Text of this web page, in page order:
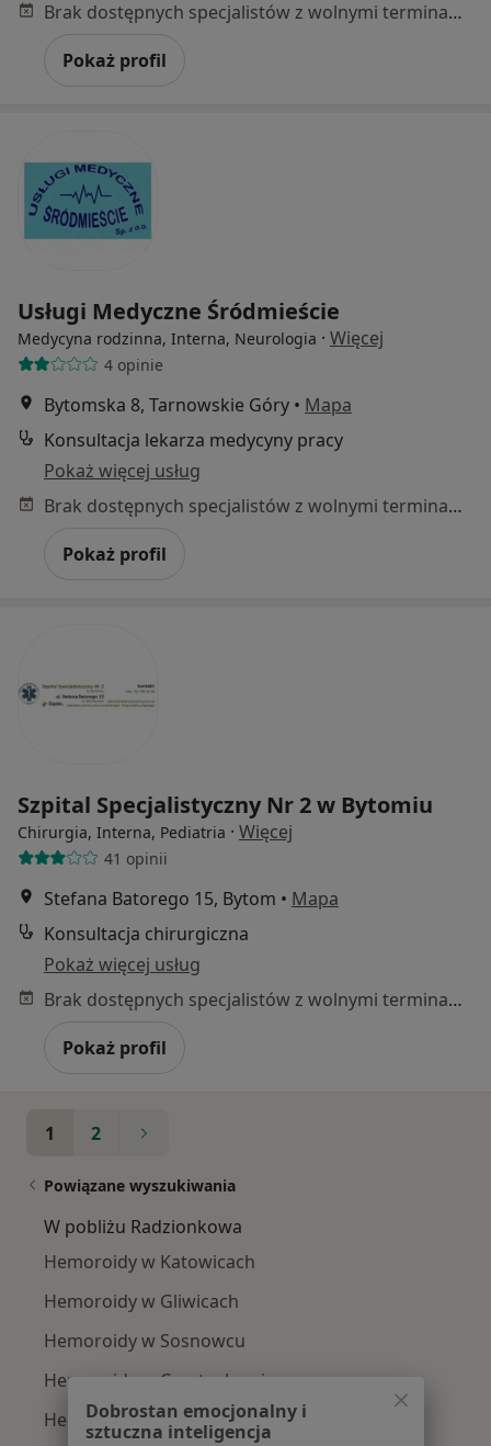
Brak dostępnych specjalistów z wolnymi terminami w tym centrum medycznym.
Pokaż profil
Usługi Medyczne Śródmieście
Medycyna rodzinna, Interna, Neurologia · Więcej
4 opinie
Bytomska 8, Tarnowskie Góry • Mapa
Konsultacja lekarza medycyny pracy
Pokaż więcej usług
Brak dostępnych specjalistów z wolnymi terminami w tym centrum medycznym.
Pokaż profil
Szpital Specjalistyczny Nr 2 w Bytomiu
Chirurgia, Interna, Pediatria · Więcej
41 opinii
Stefana Batorego 15, Bytom • Mapa
Konsultacja chirurgiczna
Pokaż więcej usług
Brak dostępnych specjalistów z wolnymi terminami w tym centrum medycznym.
Pokaż profil
1 2
Powiązane wyszukiwania
W pobliżu Radzionkowa
Hemoroidy w Katowicach
Hemoroidy w Gliwicach
Hemoroidy w Sosnowcu
Hemoroidy w Częstochowie
Hemoroidy w Tychach
Dobrostan emocjonalny i
sztuczna inteligencja